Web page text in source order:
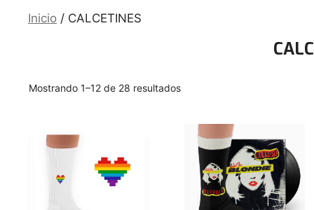
Inicio / CALCETINES
Mostrando 1–12 de 28 resultadosOrdenado
Este
producto
múltiples
Este
producto
tiene
múltiples
variantes.